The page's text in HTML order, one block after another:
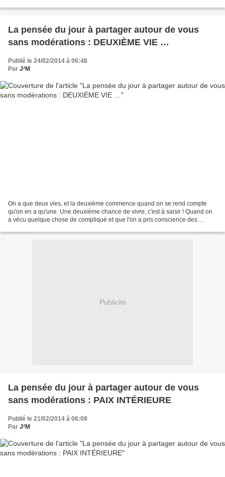
La pensée du jour à partager autour de vous
sans modérations : DEUXIÈME VIE …
Publié le 24/02/2014 à 06:48
Par J²M
On a que deux vies, et la deuxième commence quand on se rend compte
qu'on en a qu'une. Une deuxième chance de vivre, c'est à saisir ! Quand on
a vécu quelque chose de compliqué et que l'on a pris conscience des
Publicité
La pensée du jour à partager autour de vous
sans modérations : PAIX INTÉRIEURE
Publié le 21/02/2014 à 06:08
Par J²M